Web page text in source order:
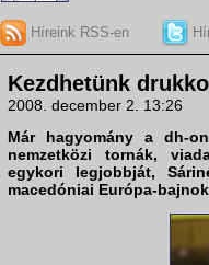
Híreink RSS-en
Kezdhetünk
2008. december 2. 13:26
Már hagyomány a dh-
nemzetközi tornák,
egykori legjobbját,
macedóniai Európa-